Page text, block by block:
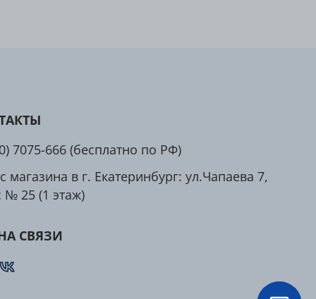
7075-666 (бесплатно по РФ)
магазина в г. Екатеринбург: ул.Чапаева 7,
№ 25 (1 этаж)
СВЯЗИ